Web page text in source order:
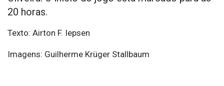
20 horas.
Texto: Airton F. Iepsen
Imagens: Guilherme Krüger Stallbaum